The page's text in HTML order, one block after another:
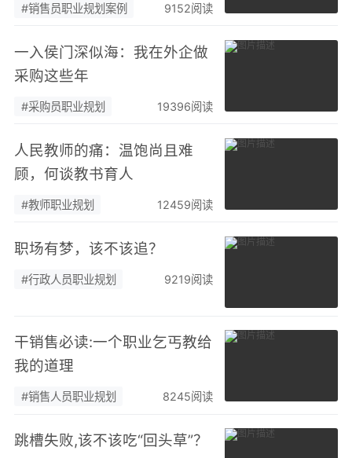
#销售员职业规划案例 9152阅读
一入侯门深似海：我在外企做
采购这些年
#采购员职业规划 19396阅读
人民教师的痛：温饱尚且难
顾，何谈教书育人
#教师职业规划 12459阅读
职场有梦，该不该追？
#行政人员职业规划 9219阅读
干销售必读:一个职业乞丐教给
我的道理
#销售人员职业规划 8245阅读
跳槽失败,该不该吃“回头草”？